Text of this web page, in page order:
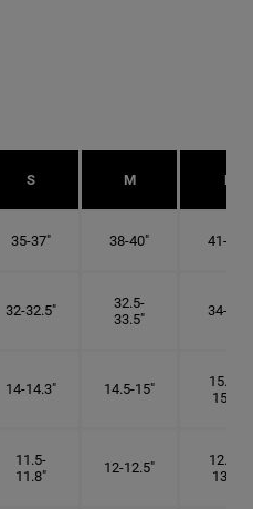
S M L
35-37" 38-40" 41-43"
32-32.5"
32.5-
33.5"
34-35"
14-14.3" 14.5-15"
15.25-
15.5"
11.5-
11.8"
12-12.5"
12.75-
13.3"